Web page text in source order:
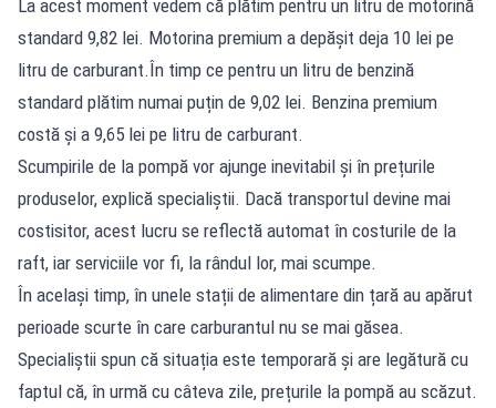
La acest moment vedem că plătim pentru un litru de motorină
standard 9,82 lei. Motorina premium a depășit deja 10 lei pe
litru de carburant.În timp ce pentru un litru de benzină
standard plătim numai puțin de 9,02 lei. Benzina premium
costă și a 9,65 lei pe litru de carburant.
Scumpirile de la pompă vor ajunge inevitabil și în prețurile
produselor, explică specialiștii. Dacă transportul devine mai
costisitor, acest lucru se reflectă automat în costurile de la
raft, iar serviciile vor fi, la rândul lor, mai scumpe.
În același timp, în unele stații de alimentare din țară au apărut
perioade scurte în care carburantul nu se mai găsea.
Specialiștii spun că situația este temporară și are legătură cu
faptul că, în urmă cu câteva zile, prețurile la pompă au scăzut.